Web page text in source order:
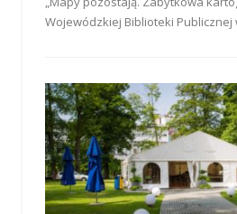
Wojewódzkiej Biblioteki Publicznej